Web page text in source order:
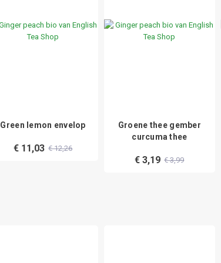
Green lemon envelop
€ 11,03 € 12,26
Groene thee gember
curcuma thee
€ 3,19 € 3,99